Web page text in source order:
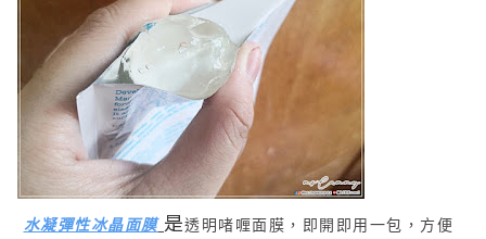
水凝彈性冰晶面膜 是透明啫喱面膜 ，即開即用一包，方便